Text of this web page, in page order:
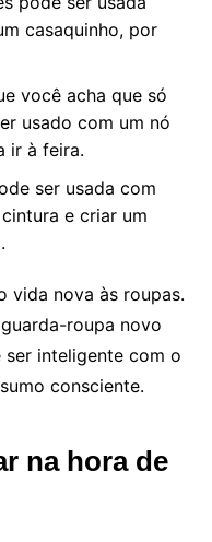
casaquinho, por
você acha que só
usado com um nó
ir à feira.
ser usada com
e criar um
vida nova às roupas.
roupa novo
ser inteligente com o
consciente.
na hora de